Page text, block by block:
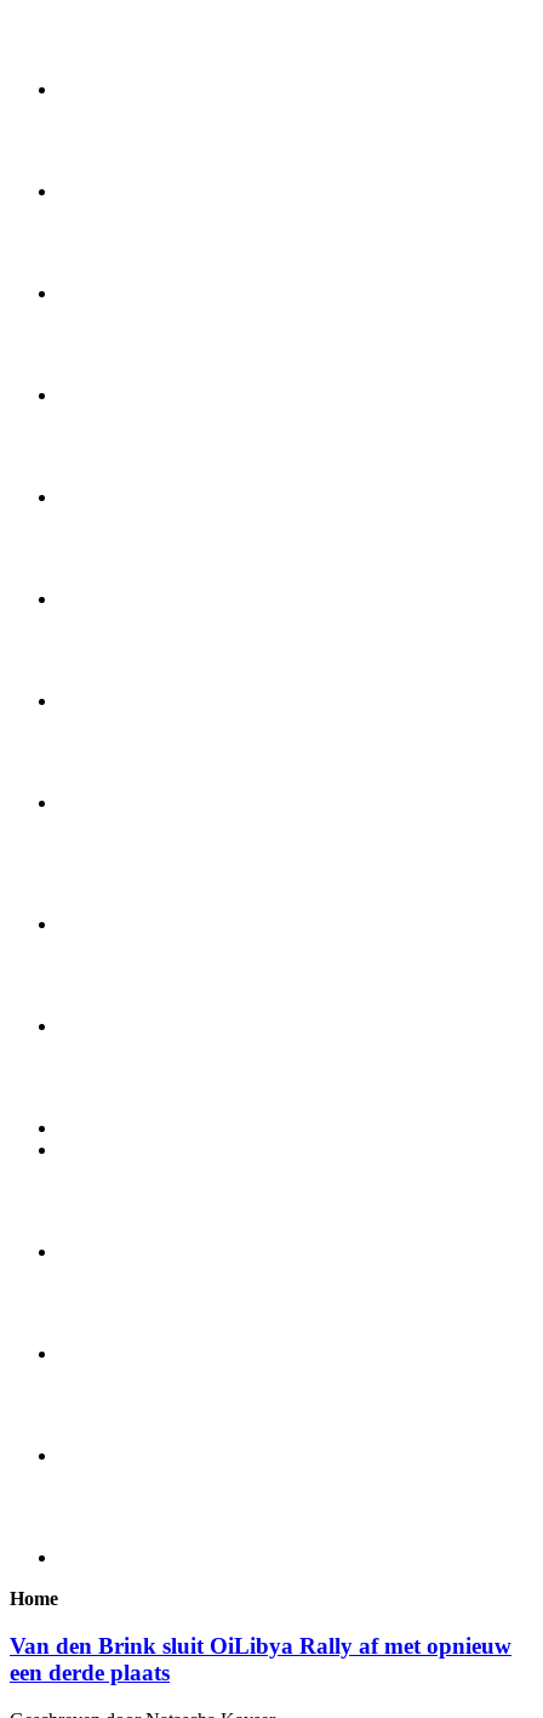
Home
Van den Brink sluit OiLibya Rally af met opnieuw
een derde plaats